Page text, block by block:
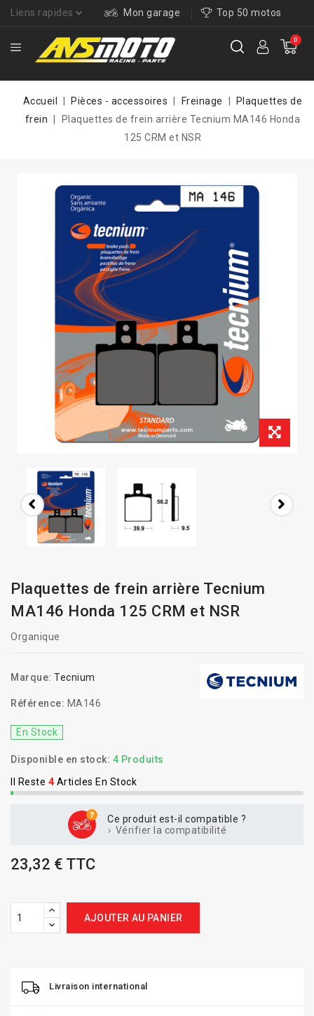
Liens rapides Mon garage Top 50 motos
0
Accueil Pièces - accessoires Freinage
Plaquettes de
frein
Plaquettes de frein arrière Tecnium MA146 Honda
125 CRM et NSR
Plaquettes de frein arrière Tecnium
MA146 Honda 125 CRM et NSR
Organique
Marque: Tecnium
Référence: MA146
En Stock
Disponible en stock: 4 Produits
Il Reste 4 Articles En Stock
Ce produit est-il compatible ?
Vérifier la compatibilité
23,32 € TTC
AJOUTER AU PANIER
Livraison international